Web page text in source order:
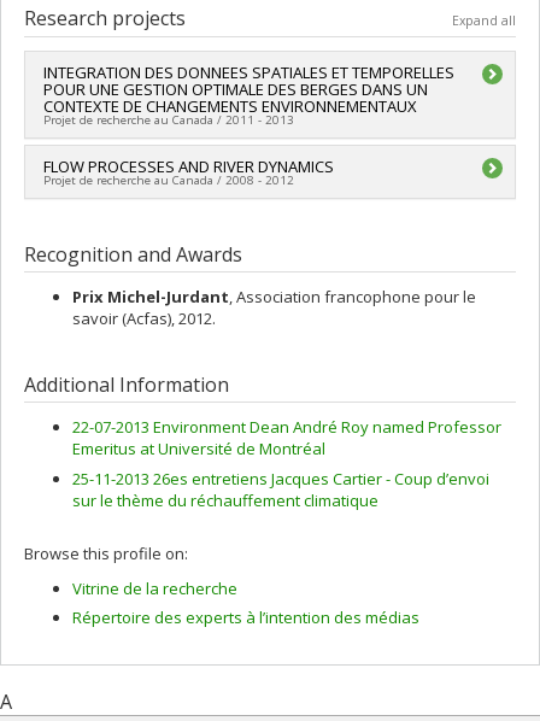
Cycle :Master's
Grade :M. Sc.
Lien vers le document dans Papyrus
Research projects Expand all
INTEGRATION DES DONNEES SPATIALES ET TEMPORELLES
POUR UNE GESTION OPTIMALE DES BERGES DANS UN
CONTEXTE DE CHANGEMENTS ENVIRONNEMENTAUX
Projet de recherche au Canada / 2011 - 2013
Lead researcher : André G. Roy
Co-researchers : Jeffrey Cardille,André St-Hilaire
Grant programs:
FLOW PROCESSES AND RIVER DYNAMICS
Projet de recherche au Canada / 2008 - 2012
Recognition and Awards
Prix Michel-Jurdant, Association francophone pour le
savoir (Acfas), 2012.
Additional Information
22-07-2013 Environment Dean André Roy named Professor
Emeritus at Université de Montréal
25-11-2013 26es entretiens Jacques Cartier - Coup d’envoi
sur le thème du réchauffement climatique
Browse this profile on:
Vitrine de la recherche
Répertoire des experts à l’intention des médias
A